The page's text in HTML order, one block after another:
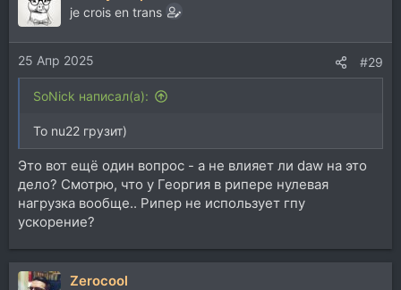
je crois en trans
25 Апр 2025 #29
SoNick написал(а):
То nu22 грузит)
Это вот ещё один вопрос - а не влияет ли daw на это
дело? Смотрю, что у Георгия в рипере нулевая
нагрузка вообще.. Рипер не использует гпу
ускорение?
Zerocool